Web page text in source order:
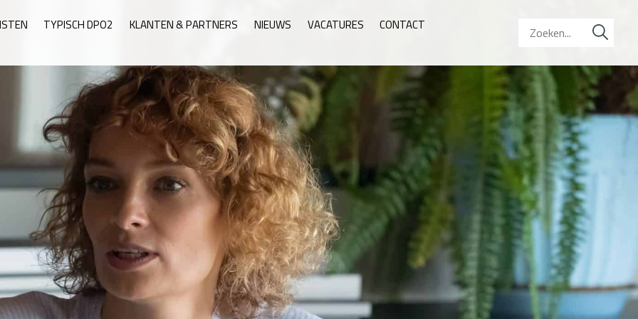
TYPISCH DPO2 KLANTEN & PARTNERS NIEUWS VACATURES
CONTACT